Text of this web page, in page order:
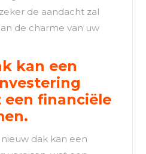
de aandacht zal
de charme van uw
kan een
een financiële
dak kan een